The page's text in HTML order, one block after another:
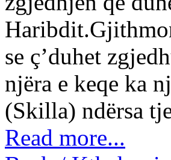
se ç’duhet
njëra e keqe ka
(Skilla) ndërsa
Read more...